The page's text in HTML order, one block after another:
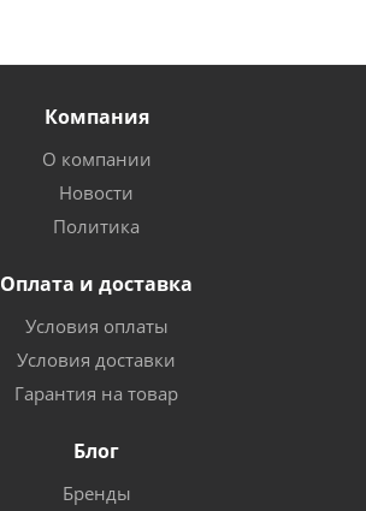
Компания
О компании
Новости
Политика
Оплата и доставка
Условия оплаты
Условия доставки
Гарантия на товар
Блог
Бренды